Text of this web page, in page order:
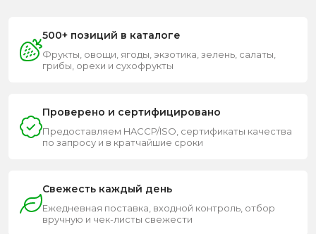
500+ позиций в каталоге
Фрукты, овощи, ягоды, экзотика, зелень, салаты,
грибы, орехи и сухофрукты
Проверено и сертифицировано
Предоставляем HACCP/ISO, сертификаты качества
по запросу и в кратчайшие сроки
Свежесть каждый день
Ежедневная поставка, входной контроль, отбор
вручную и чек-листы свежести